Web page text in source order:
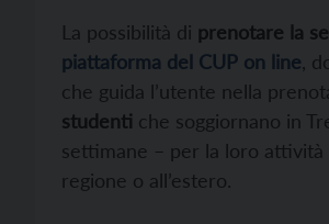
La possibilità di prenotare la
piattaforma del CUP on line,
che guida l’utente nella
studenti che soggiornano in
settimane – per la loro
regione o all’estero.